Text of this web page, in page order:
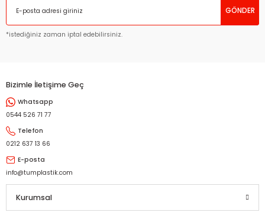
GÖNDER
*istediğiniz zaman iptal edebilirsiniz.
Bizimle İletişime Geç
Whatsapp
0544 526 71 77
Telefon
0212 637 13 66
E-posta
info@tumplastik.com
Kurumsal